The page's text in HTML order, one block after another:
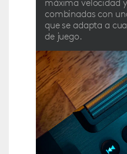
máxima velocidad
combinadas con
que se adapta a
de juego.